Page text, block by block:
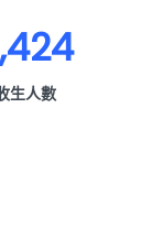
生人數